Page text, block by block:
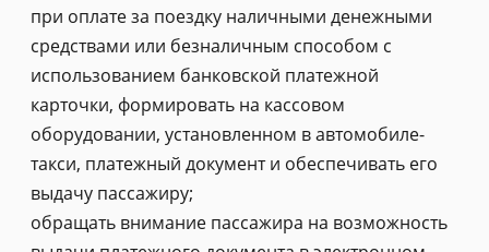
при оплате за поездку наличными денежными
средствами или безналичным способом с
использованием банковской платежной
карточки, формировать на кассовом
оборудовании, установленном в автомобиле-
такси, платежный документ и обеспечивать его
выдачу пассажиру;
обращать внимание пассажира на возможность